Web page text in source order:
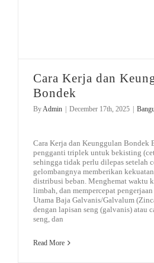
Cara Kerja dan
Bondek
By Admin | December 17th, 2025 |
Cara Kerja dan Keunggulan Bondek
pengganti triplek untuk bekisting
sehingga tidak perlu dilepas setelah
gelombangnya memberikan
distribusi beban. Menghemat waktu
limbah, dan mempercepat
Utama Baja Galvanis/Galvalum
dengan lapisan seng (galvanis) atau
seng, dan
Read More